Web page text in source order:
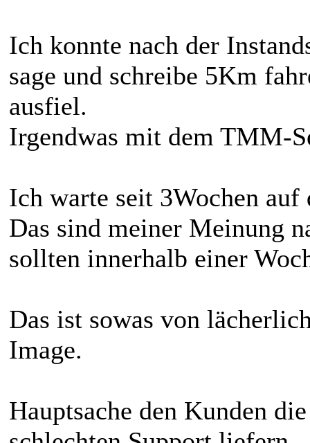
Ich konnte nach der
sage und schreibe 5Km
ausfiel.
Irgendwas mit dem TMM-
Ich warte seit 3Wochen
Das sind meiner Meinung
sollten innerhalb einer
Das ist sowas von
Image.
Hauptsache den Kunden